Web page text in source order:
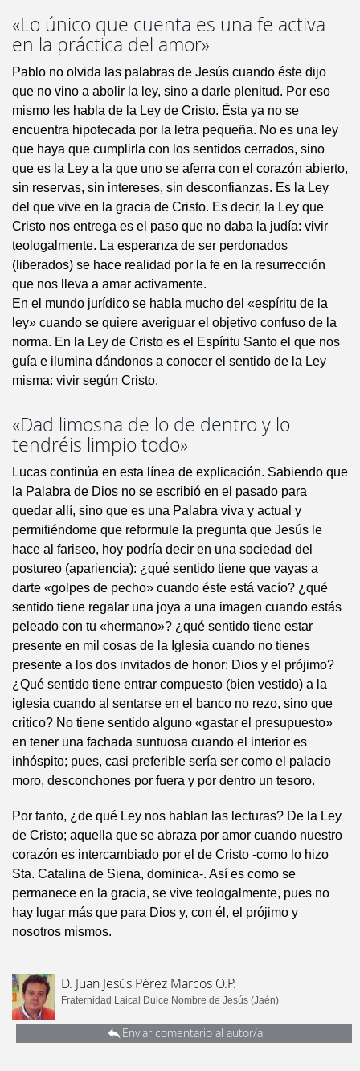
«Lo único que cuenta es una fe activa
en la práctica del amor»
Pablo no olvida las palabras de Jesús cuando éste dijo
que no vino a abolir la ley, sino a darle plenitud. Por eso
mismo les habla de la Ley de Cristo. Ésta ya no se
encuentra hipotecada por la letra pequeña. No es una ley
que haya que cumplirla con los sentidos cerrados, sino
que es la Ley a la que uno se aferra con el corazón abierto,
sin reservas, sin intereses, sin desconfianzas. Es la Ley
del que vive en la gracia de Cristo. Es decir, la Ley que
Cristo nos entrega es el paso que no daba la judía: vivir
teologalmente. La esperanza de ser perdonados
(liberados) se hace realidad por la fe en la resurrección
que nos lleva a amar activamente.
En el mundo jurídico se habla mucho del «espíritu de la
ley» cuando se quiere averiguar el objetivo confuso de la
norma. En la Ley de Cristo es el Espíritu Santo el que nos
guía e ilumina dándonos a conocer el sentido de la Ley
misma: vivir según Cristo.
«Dad limosna de lo de dentro y lo
tendréis limpio todo»
Lucas continúa en esta línea de explicación. Sabiendo que
la Palabra de Dios no se escribió en el pasado para
quedar allí, sino que es una Palabra viva y actual y
permitiéndome que reformule la pregunta que Jesús le
hace al fariseo, hoy podría decir en una sociedad del
postureo (apariencia): ¿qué sentido tiene que vayas a
darte «golpes de pecho» cuando éste está vacío? ¿qué
sentido tiene regalar una joya a una imagen cuando estás
peleado con tu «hermano»? ¿qué sentido tiene estar
presente en mil cosas de la Iglesia cuando no tienes
presente a los dos invitados de honor: Dios y el prójimo?
¿Qué sentido tiene entrar compuesto (bien vestido) a la
iglesia cuando al sentarse en el banco no rezo, sino que
critico? No tiene sentido alguno «gastar el presupuesto»
en tener una fachada suntuosa cuando el interior es
inhóspito; pues, casi preferible sería ser como el palacio
moro, desconchones por fuera y por dentro un tesoro.
Por tanto, ¿de qué Ley nos hablan las lecturas? De la Ley
de Cristo; aquella que se abraza por amor cuando nuestro
corazón es intercambiado por el de Cristo -como lo hizo
Sta. Catalina de Siena, dominica-. Así es como se
permanece en la gracia, se vive teologalmente, pues no
hay lugar más que para Dios y, con él, el prójimo y
nosotros mismos.
D. Juan Jesús Pérez Marcos O.P.
Fraternidad Laical Dulce Nombre de Jesús (Jaén)
Enviar comentario al autor/a